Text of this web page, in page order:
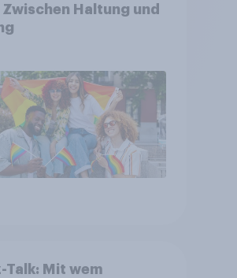
Haltung und
Talk: Mit wem